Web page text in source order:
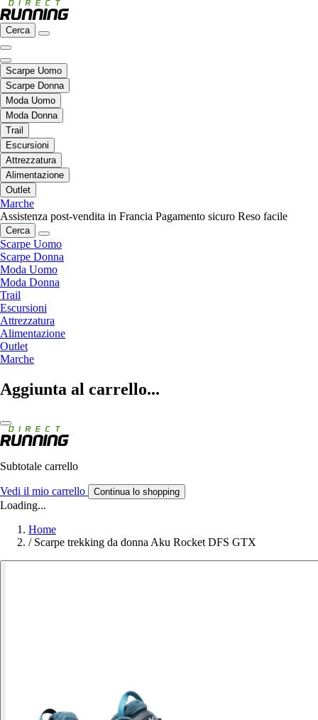
Cerca
Scarpe Uomo
Scarpe Donna
Moda Uomo
Moda Donna
Trail
Escursioni
Attrezzatura
Alimentazione
Outlet
Marche
Assistenza post-vendita in Francia Pagamento sicuro Reso facile
Cerca
Scarpe Uomo
Scarpe Donna
Moda Uomo
Moda Donna
Trail
Escursioni
Attrezzatura
Alimentazione
Outlet
Marche
Aggiunta al carrello...
Subtotale carrello
Vedi il mio carrello Continua lo shopping
Loading...
Home
/ Scarpe trekking da donna Aku Rocket DFS GTX